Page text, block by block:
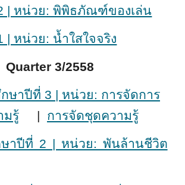
| หน่วย: พิพิธภัณฑ์ของเล่น
หน่วย: น้ำใสใจจริง
Quarter 3/2558
ษาปีที่ 3 | หน่วย: การจัดการ
มรู้ | การจัดชุดความรู้
าปีที่ 2 | หน่วย: พันล้านชีวิต